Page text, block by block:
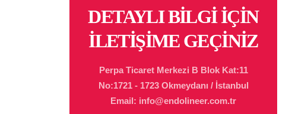
DETAYLI BİLGİ İÇİN
İLETİŞİME GEÇİNİZ
Perpa Ticaret Merkezi B Blok Kat:11
No:1721 - 1723 Okmeydanı / İstanbul
Email: info@endolineer.com.tr